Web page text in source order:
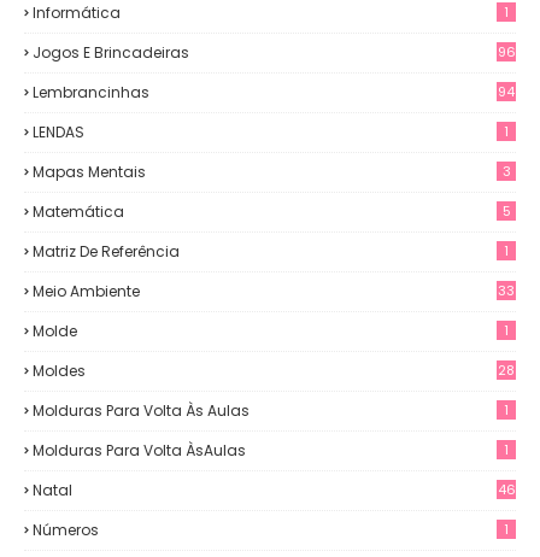
Informática 1
Jogos E Brincadeiras 96
Lembrancinhas 94
LENDAS 1
Mapas Mentais 3
Matemática 5
Matriz De Referência 1
Meio Ambiente 33
Molde 1
Moldes 28
Molduras Para Volta Às Aulas 1
Molduras Para Volta ÀsAulas 1
Natal 46
Números 1